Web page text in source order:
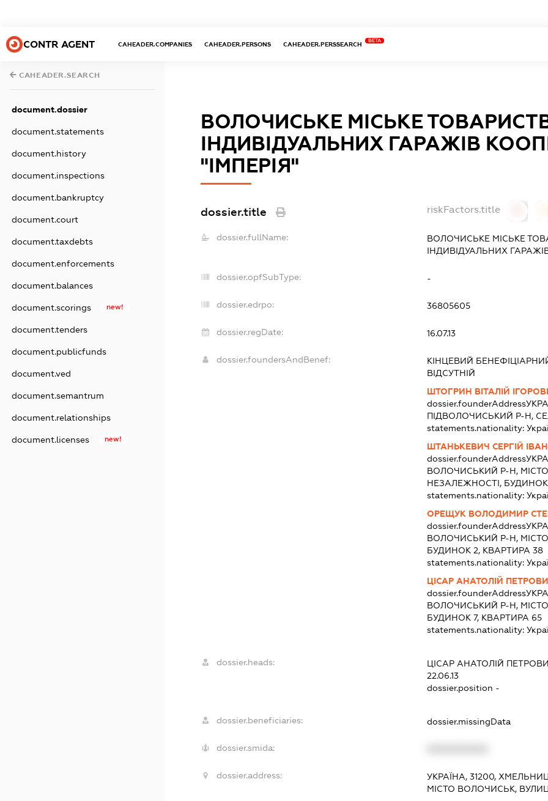
CONTR AGENT CAHEADER.COMPANIES CAHEADER.PERSONS CAHEADER.PERSSEARCH
BETA
CAHEADER.SEARCH
document.dossier
document.statements
document.history
document.inspections
document.bankruptcy
document.court
document.taxdebts
document.enforcements
document.balances
document.scorings new!
document.tenders
document.publicfunds
document.ved
document.semantrum
document.relationships
document.licenses new!
ВОЛОЧИСЬКЕ МІСЬКЕ
ІНДИВІДУАЛЬНИХ ГАРАЖІВ
"ІМПЕРІЯ"
dossier.title riskFactors.title
dossier.fullName:
ВОЛОЧИСЬКЕ МІСЬКЕ
ІНДИВІДУАЛЬНИХ
dossier.opfSubType: -
dossier.edrpo: 36805605
dossier.regDate: 16.07.13
dossier.foundersAndBenef:
КІНЦЕВИЙ
ВІДСУТНІЙ
ШТОГРИН ВІТАЛІЙ
dossier.founderAddress
ПІДВОЛОЧИСЬКИЙ Р-Н,
statements.nationality:
ШТАНЬКЕВИЧ СЕРГІЙ
dossier.founderAddress
ВОЛОЧИСЬКИЙ Р-Н,
НЕЗАЛЕЖНОСТІ, БУДИНОК
statements.nationality:
ОРЕЩУК ВОЛОДИМИР
dossier.founderAddress
ВОЛОЧИСЬКИЙ Р-Н,
БУДИНОК 2, КВАРТИРА 38
statements.nationality:
ЦІСАР АНАТОЛІЙ
dossier.founderAddress
ВОЛОЧИСЬКИЙ Р-Н,
БУДИНОК 7, КВАРТИРА 65
statements.nationality:
dossier.heads: ЦІСАР АНАТОЛІЙ
22.06.13
dossier.position -
dossier.beneficiaries: dossier.missingData
dossier.smida:
dossier.address:
УКРАЇНА, 31200,
МІСТО ВОЛОЧИСЬК,